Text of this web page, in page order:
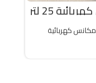
مكنسة كيون كهربائية 25 لتر
مكانس كهربائية